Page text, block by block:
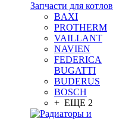
Запчасти для котлов
BAXI
PROTHERM
VAILLANT
NAVIEN
FEDERICA
BUGATTI
BUDERUS
BOSCH
+ ЕЩЕ 2